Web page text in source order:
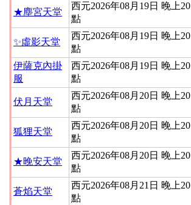
★塵宮天堂
西元2026年08月19日 晚上20
點
✨虛影天堂
西元2026年08月19日 晚上20
點
伊薩克內掛
服
西元2026年08月19日 晚上20
點
伏月天堂
西元2026年08月20日 晚上20
點
狐狸天堂
西元2026年08月20日 晚上20
點
★晚安天堂
西元2026年08月20日 晚上20
點
蒼焰天堂
西元2026年08月21日 晚上20
點